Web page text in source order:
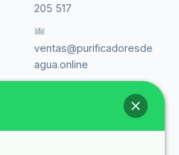
205 517
ventas@purificadoresde
agua.online